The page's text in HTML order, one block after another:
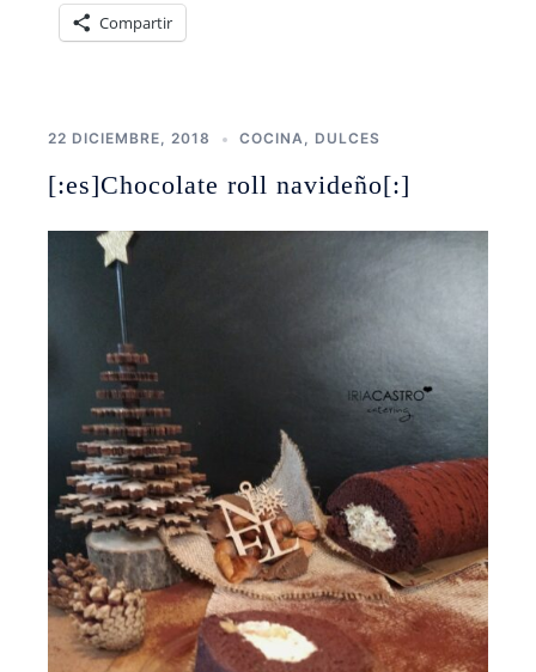
Compartir
22 DICIEMBRE, 2018 COCINA, DULCES
[:es]Chocolate roll navideño[:]